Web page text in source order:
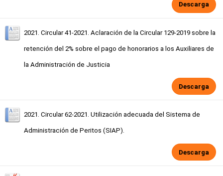
Descarga
2021. Circular 41-2021. Aclaración de la Circular 129-2019 sobre la
retención del 2% sobre el pago de honorarios a los Auxiliares de
la Administración de Justicia
Descarga
2021. Circular 62-2021. Utilización adecuada del Sistema de
Administración de Peritos (SIAP).
Descarga